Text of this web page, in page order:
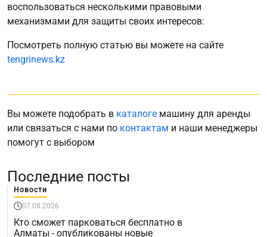
воспользоваться несколькими правовыми
механизмами для защиты своих интересов:
Посмотреть полную статью вы можете на сайте
tengrinews.kz
Вы можете подобрать в каталоге машину для аренды
или связаться с нами по контактам и наши менеджеры
помогут с выбором
Последние посты
Новости
07.08.2026
Кто сможет парковаться бесплатно в
Алматы - опубликованы новые